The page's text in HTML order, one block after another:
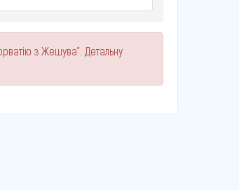
з Жешува". Детальну